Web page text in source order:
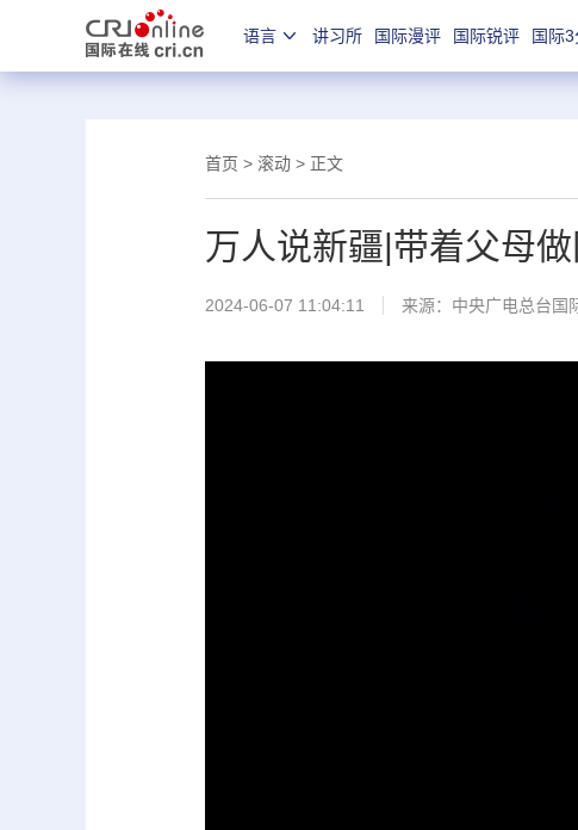
语言 讲习所 国际漫评 国际锐评 国际
首页 > 滚动 > 正文
万人说新疆|带着父母
2024-06-07 11:04:11 来源：中央广电总台国